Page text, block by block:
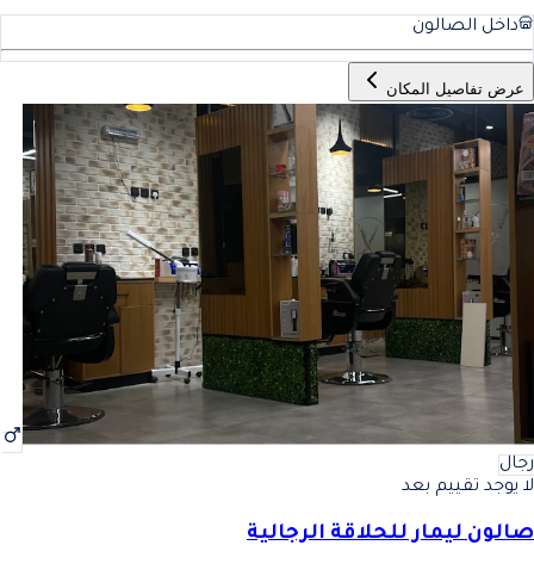
داخل الصالون
عرض تفاصيل المكان
رجال
لا يوجد تقييم بعد
صالون ليمار للحلاقة الرجالية